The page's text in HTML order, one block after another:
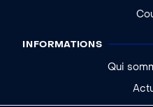
INFORMATIONS
Qui